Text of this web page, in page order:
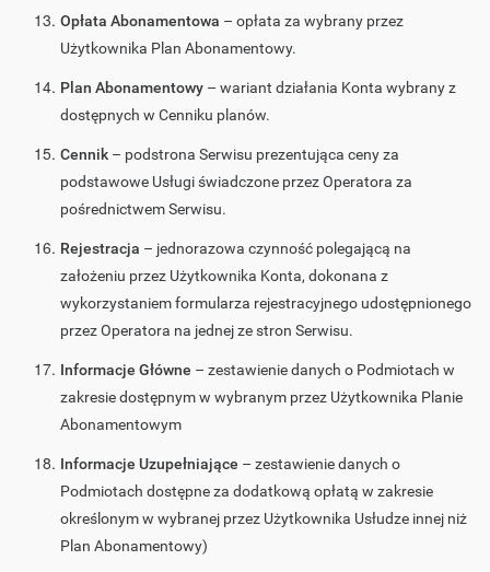
Opłata Abonamentowa – opłata za wybrany przez
Użytkownika Plan Abonamentowy.
Plan Abonamentowy – wariant działania Konta wybrany z
dostępnych w Cenniku planów.
Cennik – podstrona Serwisu prezentująca ceny za
podstawowe Usługi świadczone przez Operatora za
pośrednictwem Serwisu.
Rejestracja – jednorazowa czynność polegającą na
założeniu przez Użytkownika Konta, dokonana z
wykorzystaniem formularza rejestracyjnego udostępnionego
przez Operatora na jednej ze stron Serwisu.
Informacje Główne – zestawienie danych o Podmiotach w
zakresie dostępnym w wybranym przez Użytkownika Planie
Abonamentowym
Informacje Uzupełniające – zestawienie danych o
Podmiotach dostępne za dodatkową opłatą w zakresie
określonym w wybranej przez Użytkownika Usłudze innej niż
Plan Abonamentowy)